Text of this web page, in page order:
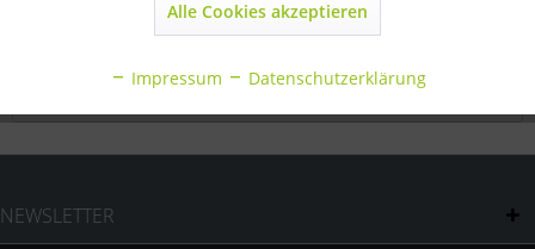
NEWSLETTER
Inaktiv
Sonstige
Alle Cookies akzeptieren
Impressum Datenschutzerklärung